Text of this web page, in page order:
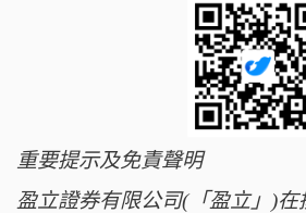
重要提示及免責聲明
盈立證券有限公司(「盈立」)